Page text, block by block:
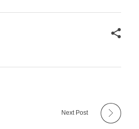
Next Post